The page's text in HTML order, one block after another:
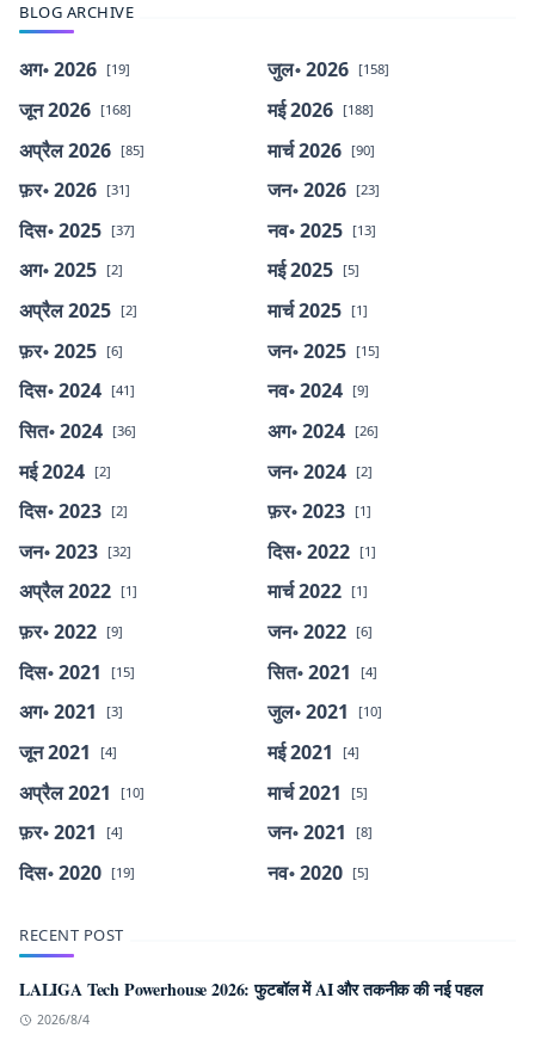
BLOG ARCHIVE
अग॰ 2026 [19] जुल॰ 2026 [158]
जून 2026 [168] मई 2026 [188]
अप्रैल 2026 [85] मार्च 2026 [90]
फ़र॰ 2026 [31] जन॰ 2026 [23]
दिस॰ 2025 [37] नव॰ 2025 [13]
अग॰ 2025 [2] मई 2025 [5]
अप्रैल 2025 [2] मार्च 2025 [1]
फ़र॰ 2025 [6] जन॰ 2025 [15]
दिस॰ 2024 [41] नव॰ 2024 [9]
सित॰ 2024 [36] अग॰ 2024 [26]
मई 2024 [2] जन॰ 2024 [2]
दिस॰ 2023 [2] फ़र॰ 2023 [1]
जन॰ 2023 [32] दिस॰ 2022 [1]
अप्रैल 2022 [1] मार्च 2022 [1]
फ़र॰ 2022 [9] जन॰ 2022 [6]
दिस॰ 2021 [15] सित॰ 2021 [4]
अग॰ 2021 [3] जुल॰ 2021 [10]
जून 2021 [4] मई 2021 [4]
अप्रैल 2021 [10] मार्च 2021 [5]
फ़र॰ 2021 [4] जन॰ 2021 [8]
दिस॰ 2020 [19] नव॰ 2020 [5]
RECENT POST
LALIGA Tech Powerhouse 2026: फुटबॉल में AI और तकनीक की नई पहल
2026/8/4